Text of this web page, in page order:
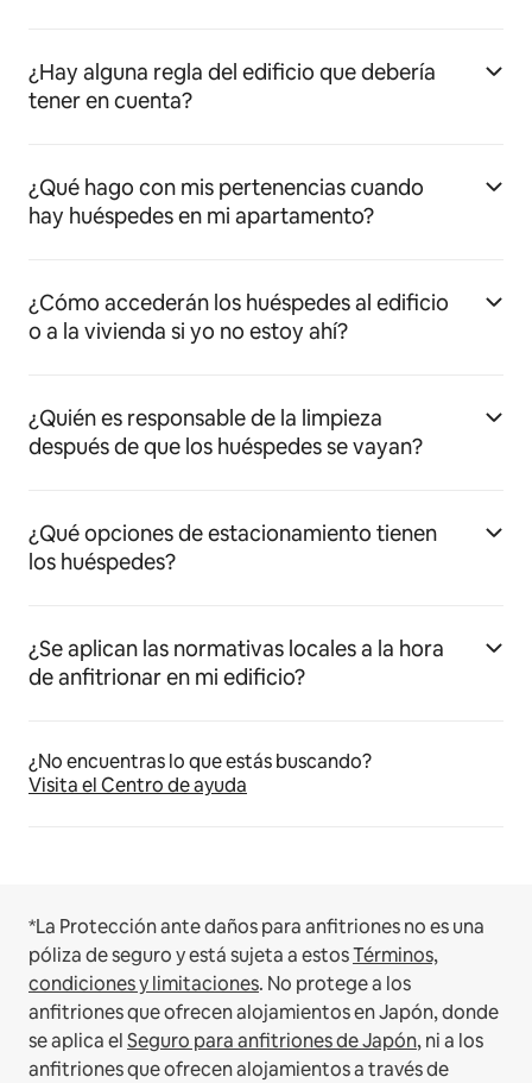
¿Hay alguna regla del edificio que debería
tener en cuenta?
¿Qué hago con mis pertenencias cuando
hay huéspedes en mi apartamento?
¿Cómo accederán los huéspedes al edificio
o a la vivienda si yo no estoy ahí?
¿Quién es responsable de la limpieza
después de que los huéspedes se vayan?
¿Qué opciones de estacionamiento tienen
los huéspedes?
¿Se aplican las normativas locales a la hora
de anfitrionar en mi edificio?
¿No encuentras lo que estás buscando?
Visita el Centro de ayuda
*La Protección ante daños para anfitriones no es una
póliza de seguro y está sujeta a estosTérminos,
condiciones y limitaciones. No protege a los
anfitriones que ofrecen alojamientos en Japón, donde
se aplica elSeguro para anfitriones de Japón, ni a los
anfitriones que ofrecen alojamientos a través de